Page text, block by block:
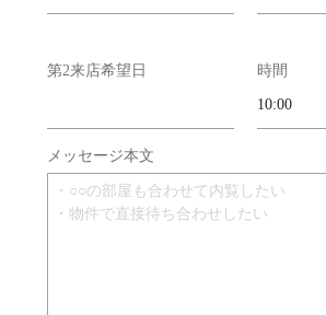
飲食店も多いです。
キッチンは３口コンロです。
明るさ 良い！ 16 点
明るさは南東向きで悪くなさそう。
第2来店希望日 時間
メッセージ本文